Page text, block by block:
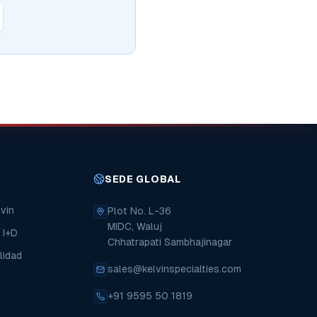
SEDE GLOBAL
Plot No. L-36
MIDC, Waluj
Chhatrapati Sambhajinagar
sales@kelvinspecialties.com
+91 9595 50 1819